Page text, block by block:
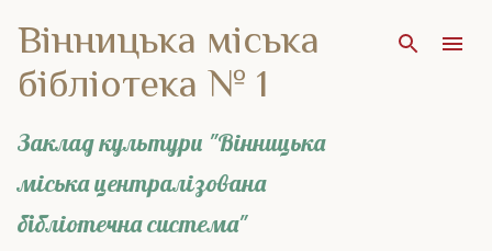
Перейти до основного вмісту
Вінницька міська
бібліотека № 1
Заклад культури "Вінницька
міська централізована
бібліотечна система"